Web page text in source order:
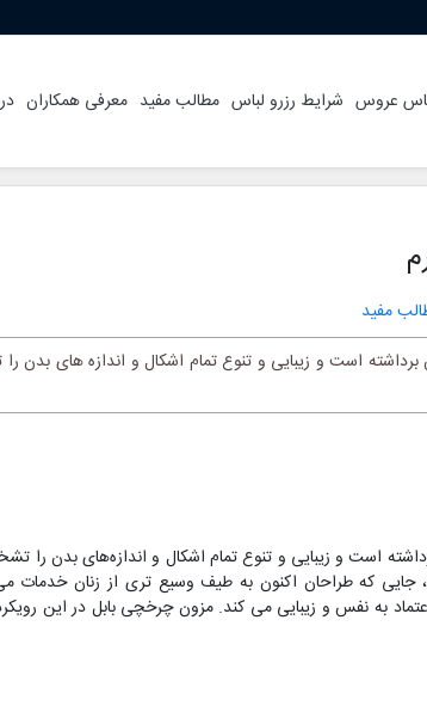
عروس شرایط رزرو لباس مطالب مفید معرفی همکاران
مفید
است و زیبایی و تنوع تمام اشکال و اندازه های
است و زیبایی و تنوع تمام اشکال و اندازه‌های بدن را
که طراحان اکنون به طیف وسیع تری از زنان خدمات
به نفس و زیبایی می کند. مزون چرخچی بابل در این رویکرد